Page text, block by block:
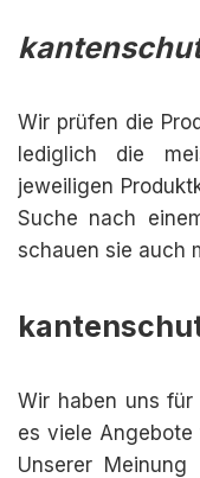
Wir prüfen die
lediglich die
jeweiligen
Suche nach
schauen sie auch
Wir haben uns
es viele
Unserer